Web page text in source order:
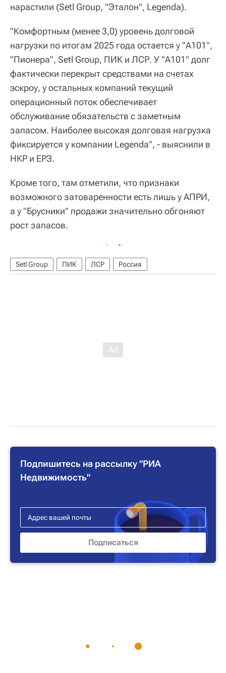
нарастили (Setl Group, "Эталон", Legenda).
"Комфортным (менее 3,0) уровень долговой
нагрузки по итогам 2025 года остается у "А101",
"Пионера", Setl Group, ПИК и ЛСР. У "А101" долг
фактически перекрыт средствами на счетах
эскроу, у остальных компаний текущий
операционный поток обеспечивает
обслуживание обязательств с заметным
запасом. Наиболее высокая долговая нагрузка
фиксируется у компании Legenda", - выяснили в
НКР и ЕРЗ.
Кроме того, там отметили, что признаки
возможного затоваренности есть лишь у АПРИ,
а у "Брусники" продажи значительно обгоняют
рост запасов.
Setl Group ПИК ЛСР Россия
Подпишитесь на рассылку "РИА
Недвижимость"